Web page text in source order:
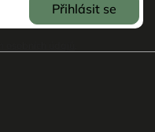
Přihlásit se